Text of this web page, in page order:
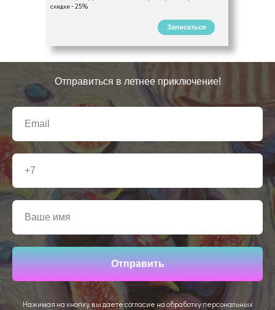
Записаться
скидки - 25%
Отправиться в летнее приключение!
Отправить
Нажимая на кнопку, вы даете согласие на обработку персональных